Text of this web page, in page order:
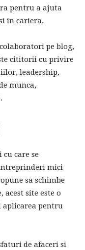
pentru a ajuta
in cariera.
pe blog,
cititorii cu privire
leadership,
munca,
care se
mici
sa schimbe
site este o
aplicarea pentru
de afaceri si